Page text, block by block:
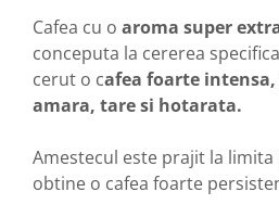
Cafea cu o aroma super
conceputa la cererea
cerut o cafea foarte
amara, tare si hotarata.
Amestecul este prajit la
obtine o cafea foarte